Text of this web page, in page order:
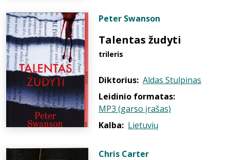
Peter Swanson
Talentas žudyti
trileris
Diktorius: Aldas Stulpinas
Leidinio formatas:
MP3 (garso įrašas)
Kalba: Lietuvių
Chris Carter